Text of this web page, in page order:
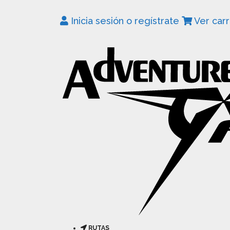
Inicia sesión o regístrate Ver
RUTAS